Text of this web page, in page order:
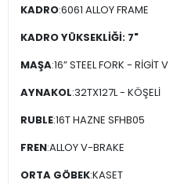
KADRO:6061 ALLOY FRAME
KADRO YÜKSEKLİĞİ: 7"
MAŞA:16” STEEL FORK - RİGİT V
AYNAKOL:32TX127L - KÖŞELİ
RUBLE:16T HAZNE SFHB05
FREN:ALLOY V-BRAKE
ORTA GÖBEK:KASET